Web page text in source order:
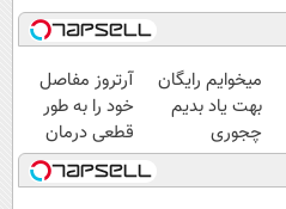
میخوایم رایگان
بهت یاد بدیم
چجوری
پولدارشی! باور
نداری امتحانش
آرتروز مفاصل
خود را به طور
قطعی درمان
کنید!
◗پرسش‌نامه◖